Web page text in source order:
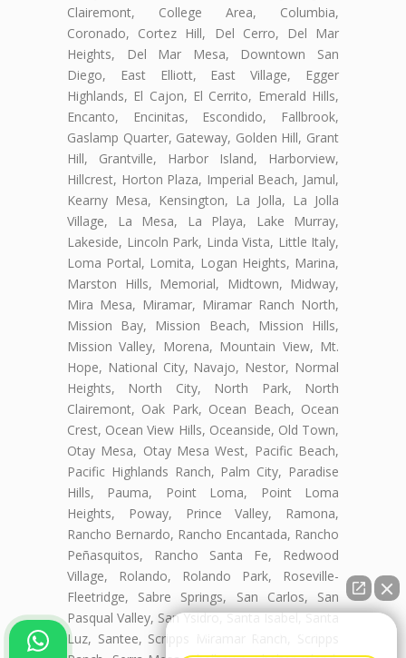
Clairemont, College Area, Columbia,
Coronado, Cortez Hill, Del Cerro, Del Mar
Heights, Del Mar Mesa, Downtown San
Diego, East Elliott, East Village, Egger
Highlands, El Cajon, El Cerrito, Emerald Hills,
Encanto, Encinitas, Escondido, Fallbrook,
Gaslamp Quarter, Gateway, Golden Hill, Grant
Hill, Grantville, Harbor Island, Harborview,
Hillcrest, Horton Plaza, Imperial Beach, Jamul,
Kearny Mesa, Kensington, La Jolla, La Jolla
Village, La Mesa, La Playa, Lake Murray,
Lakeside, Lincoln Park, Linda Vista, Little Italy,
Loma Portal, Lomita, Logan Heights, Marina,
Marston Hills, Memorial, Midtown, Midway,
Mira Mesa, Miramar, Miramar Ranch North,
Mission Bay, Mission Beach, Mission Hills,
Mission Valley, Morena, Mountain View, Mt.
Hope, National City, Navajo, Nestor, Normal
Heights, North City, North Park, North
Clairemont, Oak Park, Ocean Beach, Ocean
Crest, Ocean View Hills, Oceanside, Old Town,
Otay Mesa, Otay Mesa West, Pacific Beach,
Pacific Highlands Ranch, Palm City, Paradise
Hills, Pauma, Point Loma, Point Loma
Heights, Poway, Prince Valley, Ramona,
Rancho Bernardo, Rancho Encantada, Rancho
Peñasquitos, Rancho Santa Fe, Redwood
Village, Rolando, Rolando Park, Roseville-
Fleetridge, Sabre Springs, San Carlos, San
Pasqual Valley, San Ysidro, Santa Isabel, Santa
Luz, Santee, Scripps Miramar Ranch, Scripps